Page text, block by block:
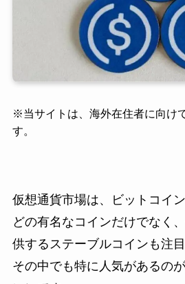
※当サイトは、海外在住者に向け
す。
仮想通貨市場は、ビットコイ
どの有名なコインだけでなく
供するステーブルコインも注
その中でも特に人気があるの